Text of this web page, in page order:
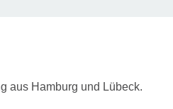
aus Hamburg und Lübeck.